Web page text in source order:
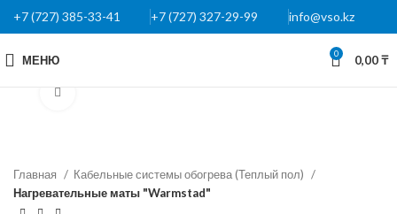
+7 (727) 385-33-41 +7 (727) 327-29-99 info@vso.kz
МЕНЮ 0 0,00₸
Главная
Кабельные системы обогрева (Теплый пол)
Нагревательные маты "Warmstad"